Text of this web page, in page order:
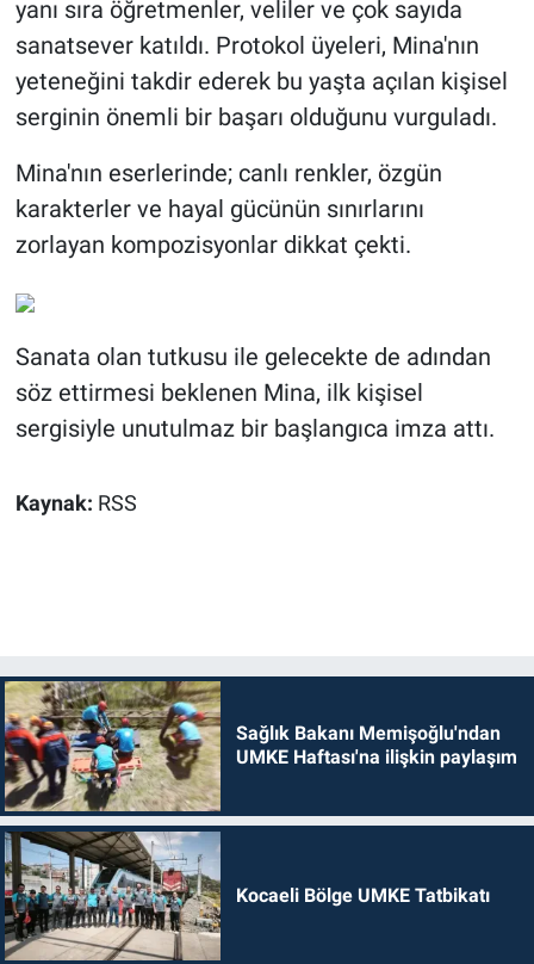
yanı sıra öğretmenler, veliler ve çok sayıda
sanatsever katıldı. Protokol üyeleri, Mina'nın
yeteneğini takdir ederek bu yaşta açılan kişisel
serginin önemli bir başarı olduğunu vurguladı.
Mina'nın eserlerinde; canlı renkler, özgün
karakterler ve hayal gücünün sınırlarını
zorlayan kompozisyonlar dikkat çekti.
Sanata olan tutkusu ile gelecekte de adından
söz ettirmesi beklenen Mina, ilk kişisel
sergisiyle unutulmaz bir başlangıca imza attı.
Kaynak: RSS
Sağlık Bakanı Memişoğlu'ndan
UMKE Haftası'na ilişkin paylaşım
Kocaeli Bölge UMKE Tatbikatı